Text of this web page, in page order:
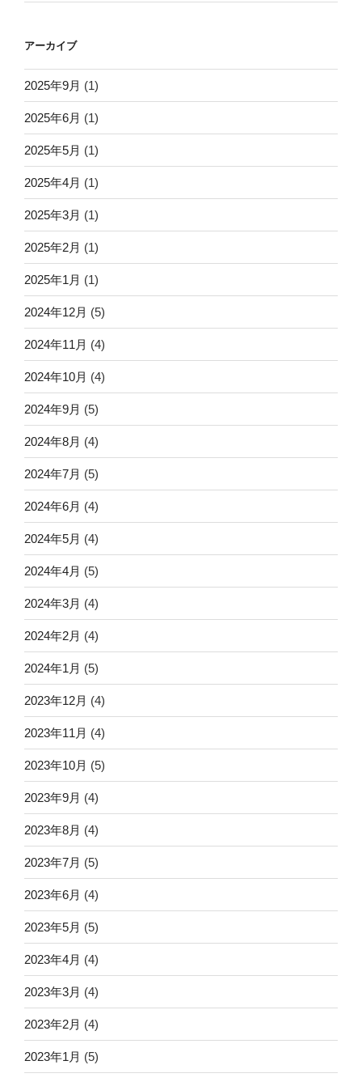
アーカイブ
2025年9月 (1)
2025年6月 (1)
2025年5月 (1)
2025年4月 (1)
2025年3月 (1)
2025年2月 (1)
2025年1月 (1)
2024年12月 (5)
2024年11月 (4)
2024年10月 (4)
2024年9月 (5)
2024年8月 (4)
2024年7月 (5)
2024年6月 (4)
2024年5月 (4)
2024年4月 (5)
2024年3月 (4)
2024年2月 (4)
2024年1月 (5)
2023年12月 (4)
2023年11月 (4)
2023年10月 (5)
2023年9月 (4)
2023年8月 (4)
2023年7月 (5)
2023年6月 (4)
2023年5月 (5)
2023年4月 (4)
2023年3月 (4)
2023年2月 (4)
2023年1月 (5)